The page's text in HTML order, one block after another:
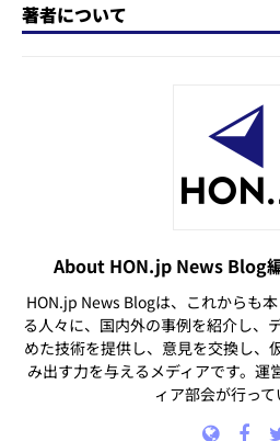
著者について
About HON.jp News Blog
HON.jp News Blogは、これからも
る人々に、国内外の事例を紹介し、
めた技術を提供し、意見を交換し、
み出す力を与えるメディアです。運
ィア部会が行って